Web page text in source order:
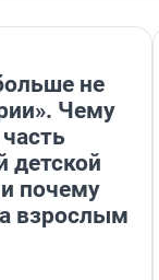
не
Чему
детской
почему
взрослым